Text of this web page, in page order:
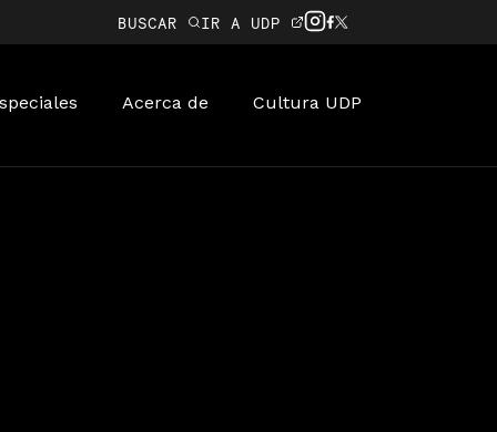
BUSCAR IR A UDP
Acerca de Cultura UDP